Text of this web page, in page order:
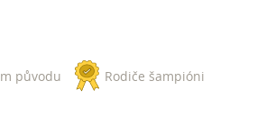
původu Rodiče šampióni